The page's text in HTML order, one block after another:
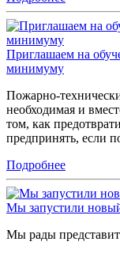
Приглашаем на
минимуму
Пожарно-
необходимая и
том, как
предпринять, если
Подробнее
Мы запустили
Мы рады